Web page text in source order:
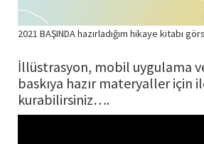
2021 BAŞINDA hazırladığım hikaye kitabı
İllüstrasyon, mobil uygulama
baskıya hazır materyaller için
kurabilirsiniz….